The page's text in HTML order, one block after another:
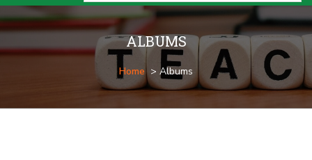
ALBUMS
Home > Albums